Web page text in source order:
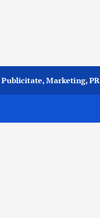
Publicitate, Marketing, PR